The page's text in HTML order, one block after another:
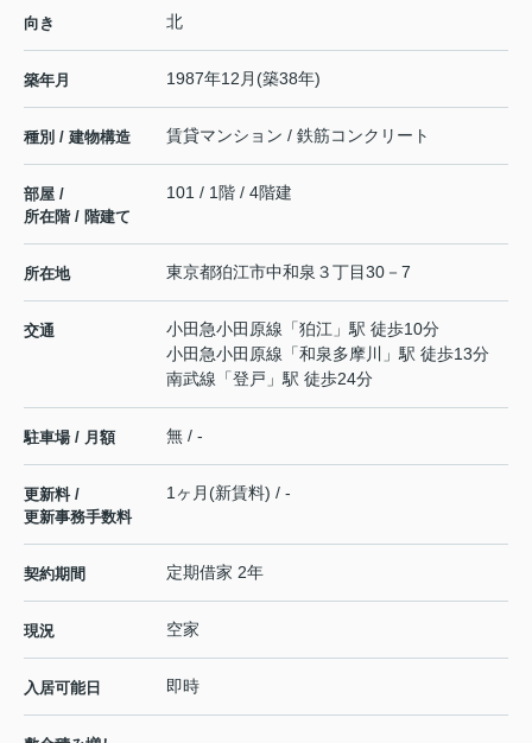
向き 北
築年月 1987年12月(築38年)
種別 / 建物構造 賃貸マンション / 鉄筋コンクリート
部屋 /
所在階 / 階建て
101 / 1階 / 4階建
所在地 東京都狛江市中和泉 ３丁目30－7
交通 小田急小田原線 「狛江 」駅 徒歩10分
小田急小田原線 「和泉多摩川
」駅 徒歩13分
南武線 「登戸 」駅 徒歩24分
駐車場 / 月額 無 / -
更新料 /
更新事務手数料
1ヶ月(新賃料) / -
契約期間 定期借家 2年
現況 空家
入居可能日 即時